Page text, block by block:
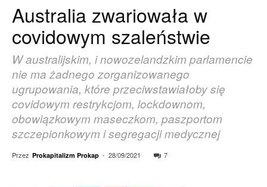
Australia zwariowała w
covidowym szaleństwie
W australijskim, i nowozelandzkim parlamencie
nie ma żadnego zorganizowanego
ugrupowania, które przeciwstawiałoby się
covidowym restrykcjom, lockdownom,
obowiązkowym maseczkom, paszportom
szczepionkowym i segregacji medycznej
Przez Prokapitalizm Prokap - 28/09/2021 7